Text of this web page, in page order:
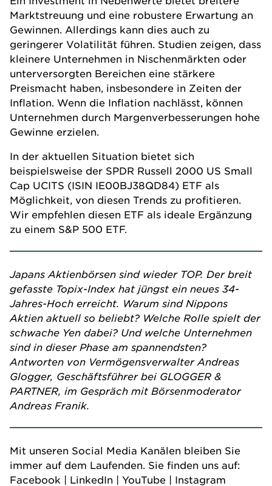
Marktstreuung und eine robustere Erwartung an
Gewinnen. Allerdings kann dies auch zu
geringerer Volatilität führen. Studien zeigen, dass
kleinere Unternehmen in Nischenmärkten oder
unterversorgten Bereichen eine stärkere
Preismacht haben, insbesondere in Zeiten der
Inflation. Wenn die Inflation nachlässt, können
Unternehmen durch Margenverbesserungen hohe
Gewinne erzielen.
In der aktuellen Situation bietet sich
beispielsweise der SPDR Russell 2000 US Small
Cap UCITS (ISIN IE00BJ38QD84) ETF als
Möglichkeit, von diesen Trends zu profitieren.
Wir empfehlen diesen ETF als ideale Ergänzung
zu einem S&P 500 ETF.
Japans Aktienbörsen sind wieder TOP. Der breit
gefasste Topix-Index hat jüngst ein neues 34-
Jahres-Hoch erreicht. Warum sind Nippons
Aktien aktuell so beliebt? Welche Rolle spielt der
schwache Yen dabei? Und welche Unternehmen
sind in dieser Phase am spannendsten?
Antworten von Vermögensverwalter Andreas
Glogger, Geschäftsführer bei GLOGGER &
PARTNER, im Gespräch mit Börsenmoderator
Andreas Franik.
Mit unseren Social Media Kanälen bleiben Sie
immer auf dem Laufenden. Sie finden uns auf:
Facebook | LinkedIn | YouTube | Instagram